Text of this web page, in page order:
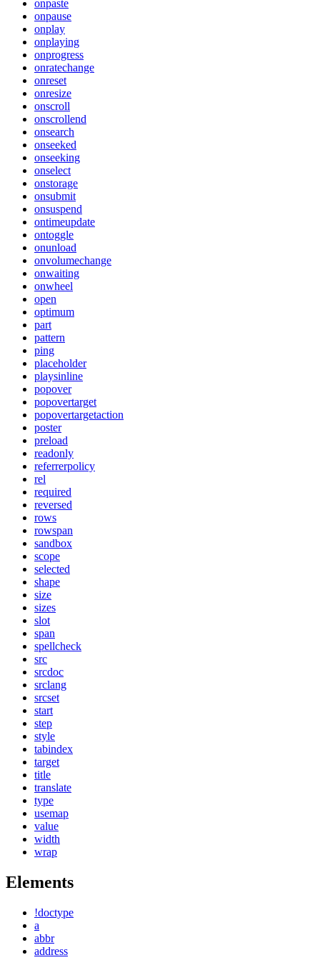
onpaste
onpause
onplay
onplaying
onprogress
onratechange
onreset
onresize
onscroll
onscrollend
onsearch
onseeked
onseeking
onselect
onstorage
onsubmit
onsuspend
ontimeupdate
ontoggle
onunload
onvolumechange
onwaiting
onwheel
open
optimum
part
pattern
ping
placeholder
playsinline
popover
popovertarget
popovertargetaction
poster
preload
readonly
referrerpolicy
rel
required
reversed
rows
rowspan
sandbox
scope
selected
shape
size
sizes
slot
span
spellcheck
src
srcdoc
srclang
srcset
start
step
style
tabindex
target
title
translate
type
usemap
value
width
wrap
Elements
!doctype
a
abbr
address